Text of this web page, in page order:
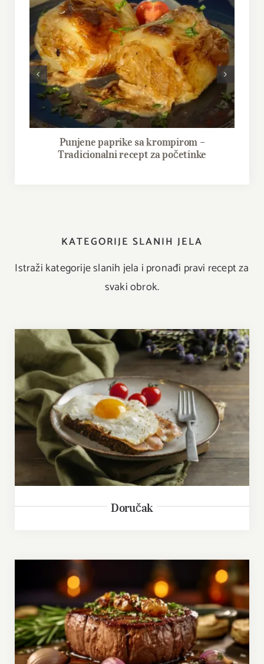
Kremasta pasta Toscana sa piletinom i
sušenim paradajzom
KATEGORIJE SLANIH JELA
Istraži kategorije slanih jela i pronađi pravi recept za
svaki obrok.
Doručak